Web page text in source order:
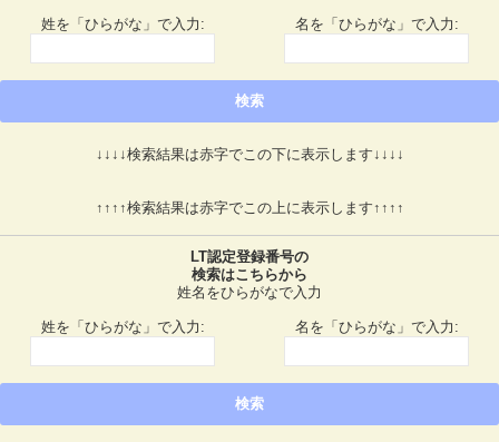
姓を「ひらがな」で入力: 名を「ひらがな」で入力:
↓↓↓↓検索結果は赤字でこの下に表示します↓↓↓↓
↑↑↑↑検索結果は赤字でこの上に表示します↑↑↑↑
LT認定登録番号の
検索はこちらから
姓名をひらがなで入力
姓を「ひらがな」で入力: 名を「ひらがな」で入力: